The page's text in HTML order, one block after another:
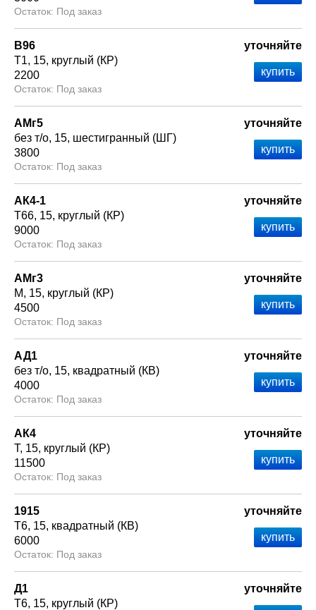
Под заказ
В96
Т1 15 круглый (КР)
2200
Под заказ
уточняйте
АМг5
без т/о 15 шестигранный (ШГ)
3800
Под заказ
уточняйте
АК4-1
Т66 15 круглый (КР)
9000
Под заказ
уточняйте
АМг3
М
15 круглый (КР)
4500
Под заказ
уточняйте
АД1
без т/о 15 квадратный (КВ)
4000
Под заказ
уточняйте
АК4
Т 15 круглый (КР)
11500
Под заказ
уточняйте
1915
Т6 15 квадратный (КВ)
6000
Под заказ
уточняйте
Д1
Т6 15 круглый (КР)
уточняйте